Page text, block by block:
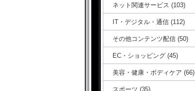
ネット関連サービス (103)
IT・デジタル・通信 (112)
その他コンテンツ配信 (50)
EC・ショッピング (45)
美容・健康・ボディケア (66)
スポーツ (35)